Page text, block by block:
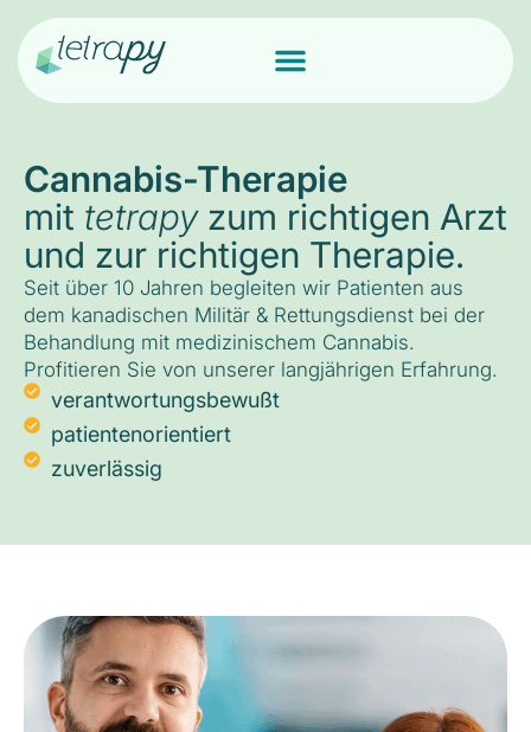
Cannabis-Therapie
mit tetrapyzum richtigen Arzt
und zur richtigen Therapie.
Seit über 10 Jahren begleiten wir Patienten aus
dem kanadischen Militär & Rettungsdienst bei der
Behandlung mit medizinischem Cannabis.
Profitieren Sie von unserer langjährigen Erfahrung.
verantwortungsbewußt
patientenorientiert
zuverlässig